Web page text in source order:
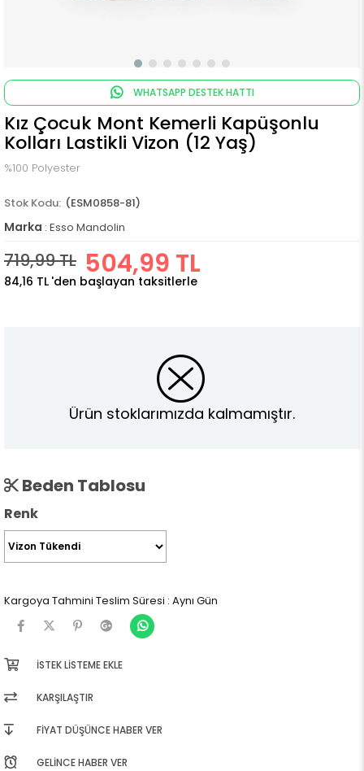
WHATSAPP DESTEK HATTI
Kız Çocuk Mont Kemerli Kapüşonlu
Kolları Lastikli Vizon (12 Yaş)
%100 Polyester
(ESM0858-81)
Marka : Esso Mandolin
719,99 TL 504,99 TL
84,16 TL 'den başlayan taksitlerle
Ürün stoklarımızda kalmamıştır.
Beden Tablosu
Renk
Kargoya Tahmini Teslim Süresi : Aynı Gün
İSTEK LISTEME EKLE
KARŞILAŞTIR
FIYAT DÜŞÜNCE HABER VER
GELINCE HABER VER